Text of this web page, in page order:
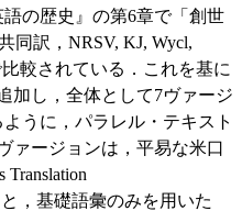
の歴史』の第6章で「創世
同訳，NRSV, KJ, Wycl,
較されている．これを基に
加し，全体として7ヴァージ
うに，パラレル・テキスト
ァージョンは，平易な米口
，基礎語彙のみを用いた